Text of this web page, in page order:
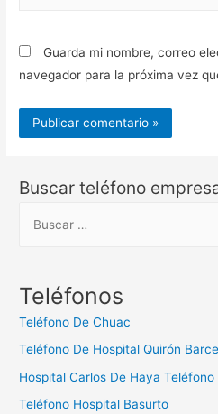
Guarda mi nombre, correo
navegador para la próxima vez
Buscar teléfono
c
Teléfonos
Teléfono De Chuac
Teléfono De Hospital Quirón
Hospital Carlos De Haya Teléfono
Teléfono Hospital Basurto